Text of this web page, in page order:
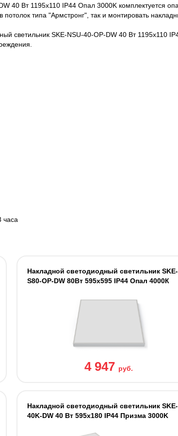
40 Вт 1195x110 IP44 Опал 3000K комплектуется
потолок типа "Армстронг", так и монтировать
светильник SKE-NSU-40-OP-DW 40 Вт
часа
Накладной светодиодный светильник
S80-OP-DW 80Вт 595x595 IP44 Опал 4000К
4 947 руб.
Накладной светодиодный светильник
40K-DW 40 Вт 595x180 IP44 Призма 3000K